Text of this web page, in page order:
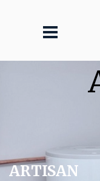
ARTISAN